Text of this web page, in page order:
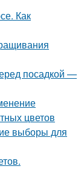
Как
посадкой —
цветов
выборы для